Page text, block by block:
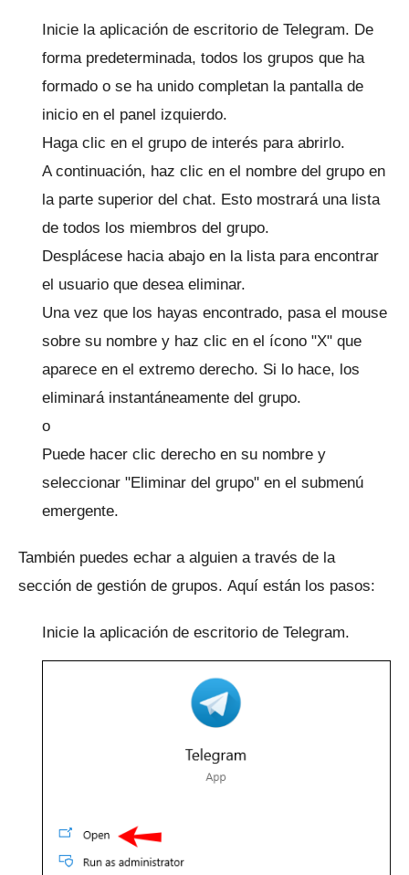
Inicie la aplicación de escritorio de Telegram. De
forma predeterminada, todos los grupos que ha
formado o se ha unido completan la pantalla de
inicio en el panel izquierdo.
Haga clic en el grupo de interés para abrirlo.
A continuación, haz clic en el nombre del grupo en
la parte superior del chat. Esto mostrará una lista
de todos los miembros del grupo.
Desplácese hacia abajo en la lista para encontrar
el usuario que desea eliminar.
Una vez que los hayas encontrado, pasa el mouse
sobre su nombre y haz clic en el ícono "X" que
aparece en el extremo derecho. Si lo hace, los
eliminará instantáneamente del grupo.
o
Puede hacer clic derecho en su nombre y
seleccionar "Eliminar del grupo" en el submenú
emergente.
También puedes echar a alguien a través de la
sección de gestión de grupos. Aquí están los pasos:
Inicie la aplicación de escritorio de Telegram.